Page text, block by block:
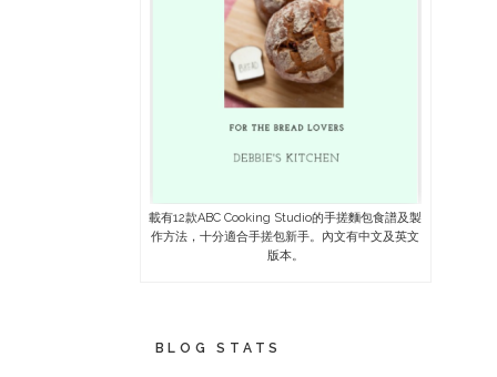
載有12款ABC Cooking Studio的手搓麵包食譜及製
作方法，十分適合手搓包新手。內文有中文及英文
版本。
BLOG STATS